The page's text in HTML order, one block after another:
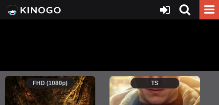
FHD (1080p) TS